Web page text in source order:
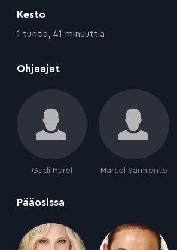
Kesto
:1 tuntia, 41 minuuttia
Ohjaajat
Gadi Harel Marcel Sarmiento
Pääosissa